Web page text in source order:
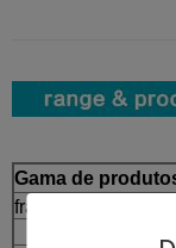
Gama de
frasco acrílico